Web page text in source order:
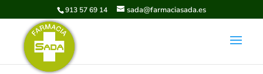
913 57 69 14 sada@farmaciasada.es